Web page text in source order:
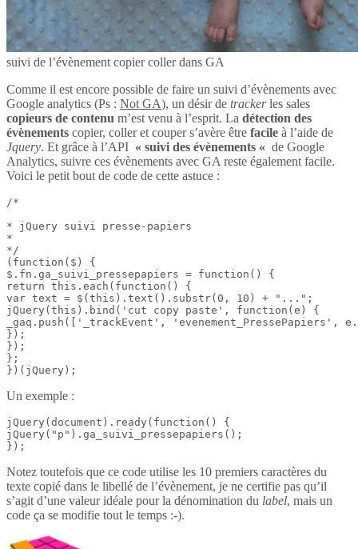
suivi de l’évènement copier coller dans GA
Comme il est encore possible de faire un suivi d’évènements avec
Google analytics (Ps : Not GA), un désir de trackerles sales
copieurs de contenu m’est venu à l’esprit. La détection des
évènements copier, coller et couper s’avère être facile à l’aide de
Jquery. Et grâce à l’API « suivi des évènements « de Google
Analytics, suivre ces évènements avec GA reste également facile.
Voici le petit bout de code de cette astuce :
/*
* jQuery suivi presse-papiers
*
*/
(function($) {
$.fn.ga_suivi_pressepapiers = function() {
return this.each(function() {
var text = $(this).text().substr(0, 10) + "...";
jQuery(this).bind('cut copy paste', function(e) {
_gaq.push(['_trackEvent', 'evenement_PressePapiers',
});
});
};
})(jQuery);
Un exemple :
jQuery(document).ready(function() {
jQuery("p").ga_suivi_pressepapiers();
});
Notez toutefois que ce code utilise les 10 premiers caractères du
texte copié dans le libellé de l’évènement, je ne certifie pas qu’il
s’agit d’une valeur idéale pour la dénomination du label, mais un
code ça se modifie tout le temps :-).